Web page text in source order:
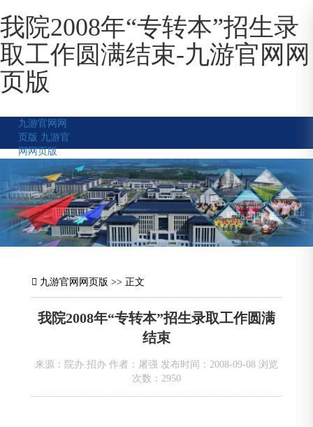
我院2008年“专转本”招生录
取工作圆满结束-九游官网网
页版
九游官网网
页版 九游官
网网页版
九游官网网页版 >> 正文
我院2008年“专转本”招生录取工作圆满
结束
来源：院办.招办 作者：屠强 发布时间：2008-09-08 浏览
次数： 2950